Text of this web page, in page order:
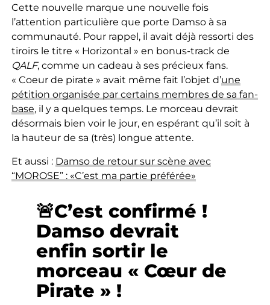
Cette nouvelle marque une nouvelle fois
l’attention particulière que porte Damso à sa
communauté. Pour rappel, il avait déjà ressorti des
tiroirs le titre « Horizontal » en bonus-track de
QALF, comme un cadeau à ses précieux fans.
« Coeur de pirate » avait même fait l’objet d’une
pétition organisée par certains membres de sa fan-
base, il y a quelques temps. Le morceau devrait
désormais bien voir le jour, en espérant qu’il soit à
la hauteur de sa (très) longue attente.
Et aussi : Damso de retour sur scène avec
“MOROSE” : «C’est ma partie préférée»
🚨C’est confirmé !
Damso devrait
enfin sortir le
morceau « Cœur de
Pirate » !